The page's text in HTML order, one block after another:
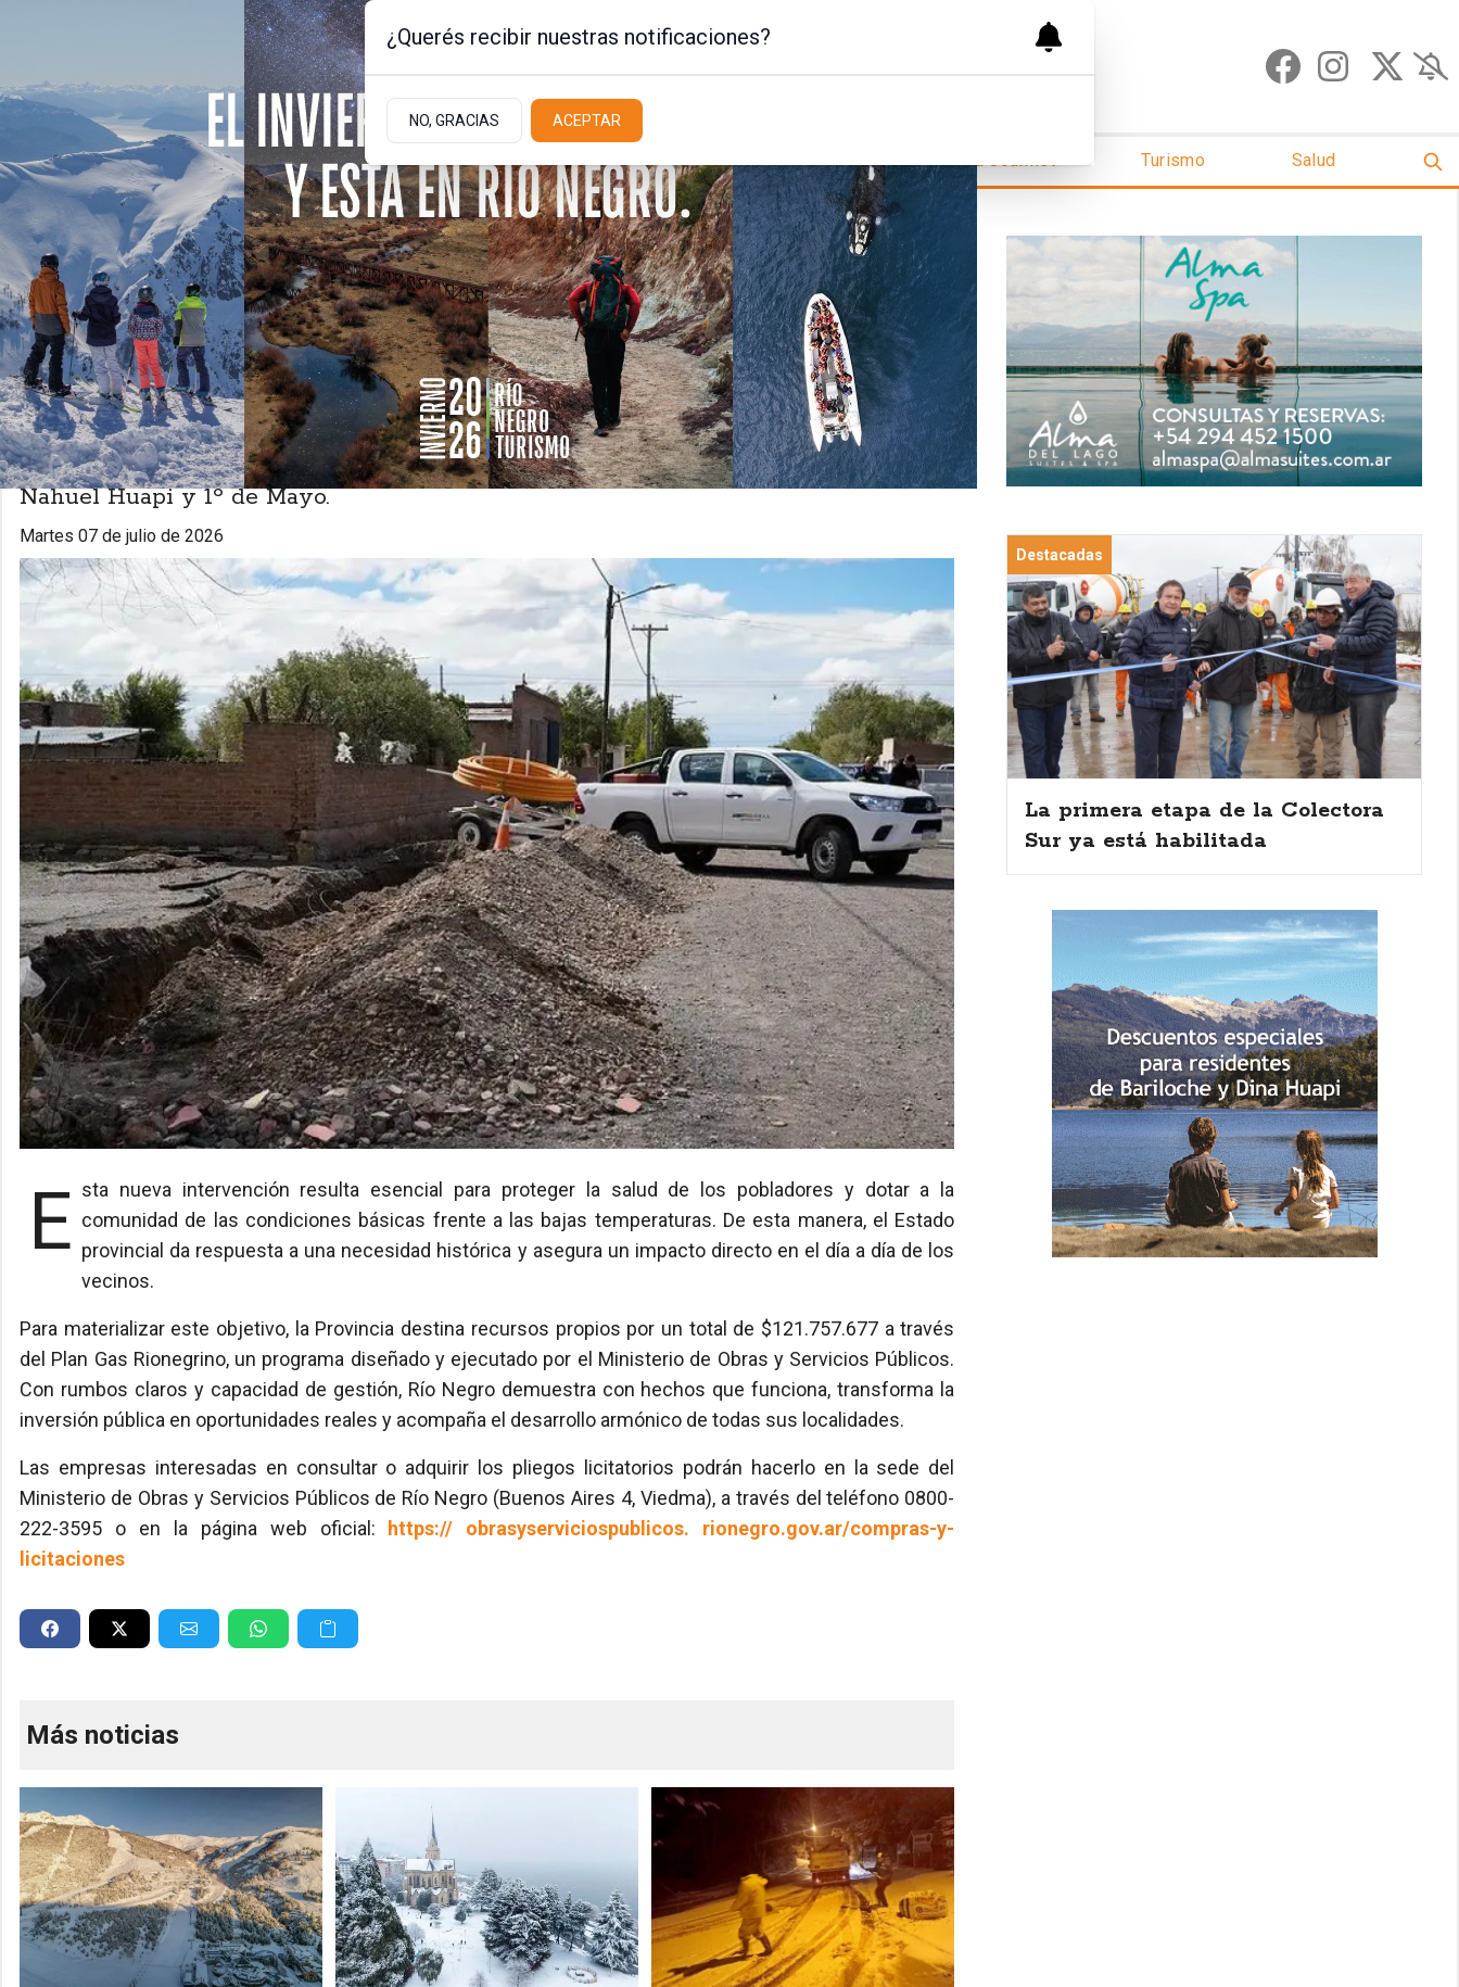
1.8ºc | Bariloche, Rio Negro
Portada Sociedad Empresas Policiales / Judiciales Actualidad Latitud Gourmet Turismo Salud
Sociedad
Licitan nueva obra de gas para beneficiar
a 40 familias en Comallo
Con un presupuesto oficial superior a $121 millones, la obra brindará cobertura
directa a los hogares de los barrios Alto Comallo, 12 Viviendas y de las calles
Nahuel Huapi y 1º de Mayo.
martes 07 de julio de 2026
Esta nueva intervención resulta esencial para proteger la salud de los pobladores y dotar a la comunidad de las condiciones básicas frente a las bajas temperaturas. De esta manera, el Estado
provincial da respuesta a una necesidad histórica y asegura un impacto directo en el día a día de los
vecinos.
Para materializar este objetivo, la Provincia destina recursos propios por un total de $121.757.677 a través
del Plan Gas Rionegrino, un programa diseñado y ejecutado por el Ministerio de Obras y Servicios Públicos.
Con rumbos claros y capacidad de gestión, Río Negro demuestra con hechos que funciona, transforma la
inversión pública en oportunidades reales y acompaña el desarrollo armónico de todas sus localidades.
Las empresas interesadas en consultar o adquirir los pliegos licitatorios podrán hacerlo en la sede del
Ministerio de Obras y Servicios Públicos de Río Negro (Buenos Aires 4, Viedma), a través del teléfono 0800-
222-3595 o en la página web oficial: https:// obrasyserviciospublicos. rionegro.gov.ar/compras-y-
licitaciones
Más noticias
Destacadas
La primera etapa de la Colectora
Sur ya está habilitada
¿Querés recibir nuestras notificaciones?
NO, GRACIAS ACEPTAR